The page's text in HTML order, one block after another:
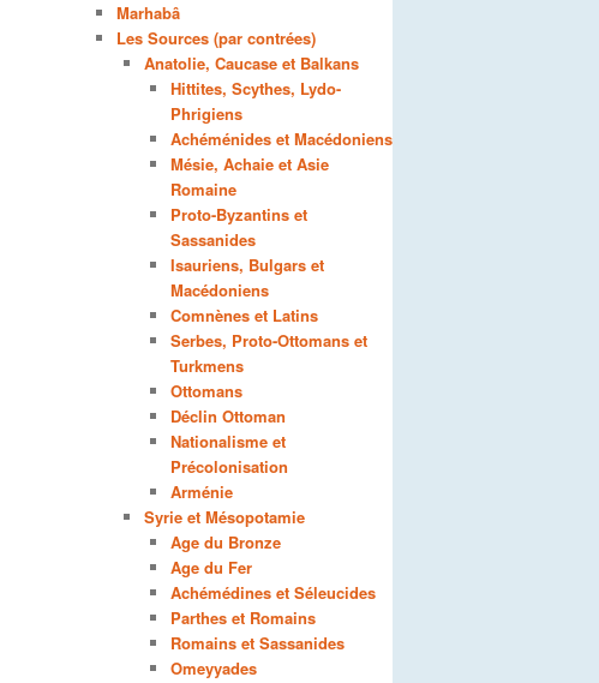
Marhabâ
Les Sources (par contrées)
Anatolie, Caucase et Balkans
Hittites, Scythes, Lydo-
Phrigiens
Achéménides et Macédoniens
Mésie, Achaie et Asie
Romaine
Proto-Byzantins et
Sassanides
Isauriens, Bulgars et
Macédoniens
Comnènes et Latins
Serbes, Proto-Ottomans et
Turkmens
Ottomans
Déclin Ottoman
Nationalisme et
Précolonisation
Arménie
Syrie et Mésopotamie
Age du Bronze
Age du Fer
Achémédines et Séleucides
Parthes et Romains
Romains et Sassanides
Omeyyades